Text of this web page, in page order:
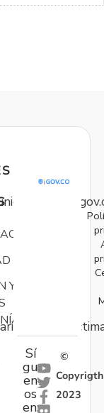
Y
Sí
gu
en
os
en:
©
Copyrigth
2023